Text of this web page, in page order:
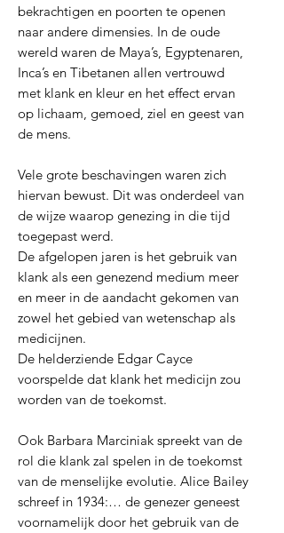
bekrachtigen en poorten te openen
naar andere dimensies. In de oude
wereld waren de Maya’s, Egyptenaren,
Inca’s en Tibetanen allen vertrouwd
met klank en kleur en het effect ervan
op lichaam, gemoed, ziel en geest van
de mens.
Vele grote beschavingen waren zich
hiervan bewust. Dit was onderdeel van
de wijze waarop genezing in die tijd
toegepast werd.
De afgelopen jaren is het gebruik van
klank als een genezend medium meer
en meer in de aandacht gekomen van
zowel het gebied van wetenschap als
medicijnen.
De helderziende Edgar Cayce
voorspelde dat klank het medicijn zou
worden van de toekomst.
Ook Barbara Marciniak spreekt van de
rol die klank zal spelen in de toekomst
van de menselijke evolutie. Alice Bailey
schreef in 1934:… de genezer geneest
voornamelijk door het gebruik van de